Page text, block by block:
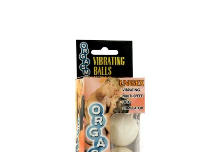
AÑADIR AL
CARRITO